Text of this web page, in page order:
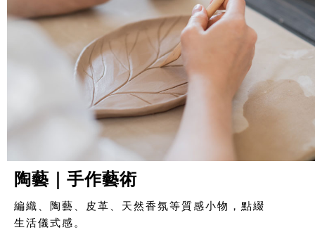
陶藝｜手作藝術
編織、陶藝、皮革、天然香氛等質感小物，點綴
生活儀式感。